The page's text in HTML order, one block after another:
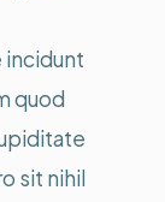
incidunt
quod
sit nihil